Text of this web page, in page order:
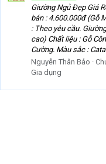
Giường Ngủ Đẹp Giá
bán : 4.600.000đ (Gỗ
: Theo yêu cầu.
cao) Chất liệu : Gỗ
Cường. Màu sắc :
Nguyễn Thân Bảo
Gia dụng